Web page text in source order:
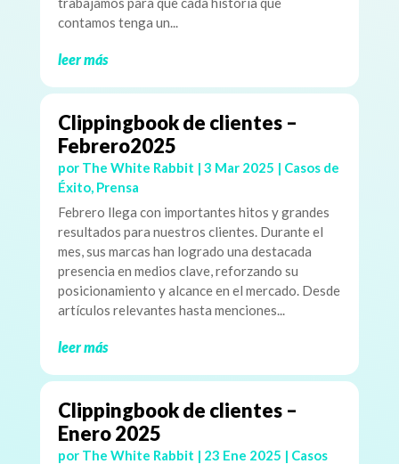
contamos tenga un...
leer más
Clippingbook de clientes –
Febrero2025
por The White Rabbit | 3 Mar 2025 | Casos de
Éxito, Prensa
Febrero llega con importantes hitos y grandes
resultados para nuestros clientes. Durante el
mes, sus marcas han logrado una destacada
presencia en medios clave, reforzando su
posicionamiento y alcance en el mercado. Desde
artículos relevantes hasta menciones...
leer más
Clippingbook de clientes –
Enero 2025
por The White Rabbit | 23 Ene 2025 | Casos